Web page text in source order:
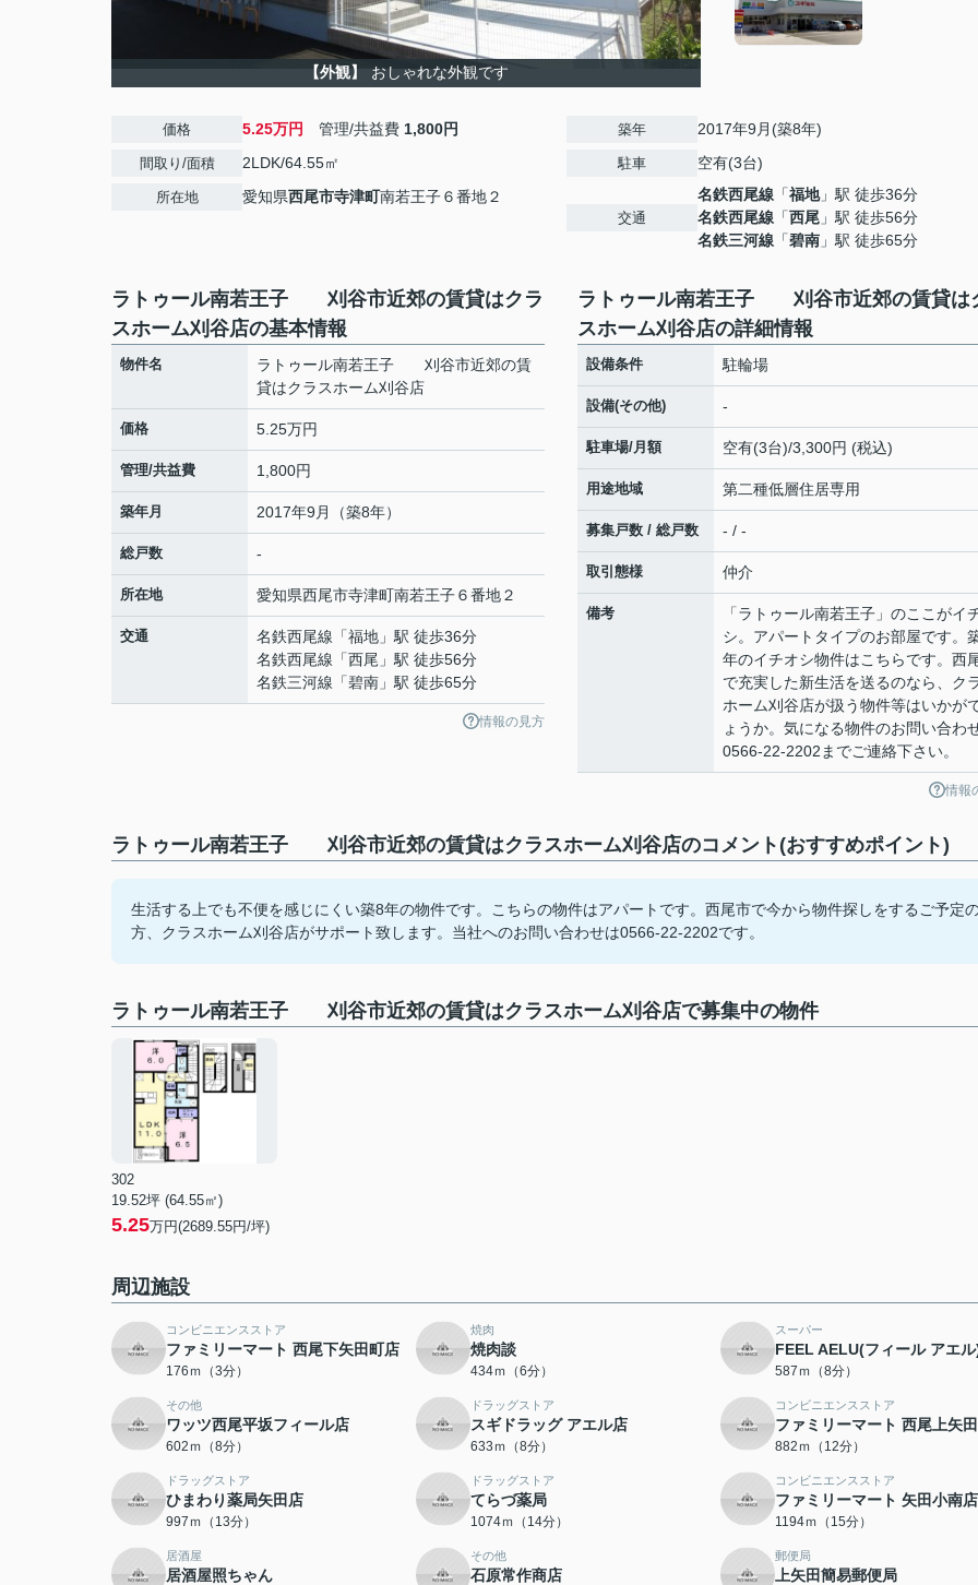
【外観】 おしゃれな外観です
価格 5.25万円 管理/共益費 1,800円
間取り/面積 2LDK/64.55㎡
所在地 愛知県西尾市寺津町南若王子６番地２
築年 2017年9月(築8年)
駐車 空有(3台)
交通
名鉄西尾線 「福地」駅 徒歩36分
名鉄西尾線 「西尾 」駅 徒歩56分
名鉄三河線 「碧南 」駅 徒歩65分
ラトゥール南若王子 刈谷市近郊の賃貸はクラ
スホーム刈谷店の基本情報
物件名
ラトゥール南若王子 刈谷市近郊の賃
貸はクラスホーム刈谷店
価格 5.25万円
管理/共益費 1,800円
築年月 2017年9月（築8年）
総戸数 -
所在地 愛知県西尾市寺津町南若王子６番地２
交通 名鉄西尾線 「福地 」駅 徒歩36分
名鉄西尾線 「西尾 」駅 徒歩56分
名鉄三河線 「碧南 」駅 徒歩65分
情報の見方
ラトゥール南若王子 刈谷市近郊の賃貸は
スホーム刈谷店の詳細情報
設備条件 駐輪場
設備(その他) -
駐車場/月額 空有(3台)/3,300円 (税込)
用途地域 第二種低層住居専用
募集戸数 / 総戸数 - / -
取引態様 仲介
備考
「ラトゥール南若王子」のここがイ
シ。アパートタイプのお部屋です。
年のイチオシ物件はこちらです。西
で充実した新生活を送るのなら、ク
ホーム刈谷店が扱う物件等はいかが
ょうか。気になる物件のお問い合わ
0566-22-2202までご連絡下さい。
情報
ラトゥール南若王子 刈谷市近郊の賃貸はクラスホーム刈谷店のコメント(おすすめポイント)
生活する上でも不便を感じにくい築8年の物件です。こちらの物件はアパートです。西尾市で今から物件探しをするご予定
方、クラスホーム刈谷店がサポート致します。当社へのお問い合わせは0566-22-2202です。
ラトゥール南若王子 刈谷市近郊の賃貸はクラスホーム刈谷店で募集中の物件
302
19.52坪 (64.55㎡)
5.25万円(2689.55円/坪)
周辺施設
コンビニエンスストア
ファミリーマート 西尾下矢田町店
176ｍ（3分）
焼肉
焼肉談
434ｍ（6分）
スーパー
FEEL AELU(フィール アエル
587ｍ（8分）
その他
ワッツ西尾平坂フィール店
602ｍ（8分）
ドラッグストア
スギドラッグ アエル店
633ｍ（8分）
コンビニエンスストア
ファミリーマート 西尾上矢
882ｍ（12分）
ドラッグストア
ひまわり薬局矢田店
997ｍ（13分）
ドラッグストア
てらづ薬局
1074ｍ（14分）
コンビニエンスストア
ファミリーマート 矢田小南店
1194ｍ（15分）
居酒屋
居酒屋照ちゃん
その他
石原常作商店
郵便局
上矢田簡易郵便局